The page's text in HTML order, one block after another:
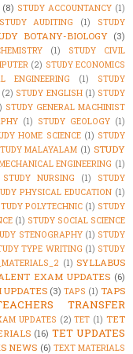
(8) STUDY ACCOUNTANCY (1)
STUDY AUDITING (1)
STUDY
BOTANY-BIOLOGY (3)
(1)
STUDY CIVIL
(2) STUDY ECONOMICS
ENGINEERING (1)
STUDY
(2) STUDY ENGLISH (1) STUDY
STUDY GENERAL MACHINIST
(1) STUDY GEOLOGY (1)
HOME SCIENCE (1) STUDY
MALAYALAM (1) STUDY
ENGINEERING (1)
STUDY NURSING (1)
STUDY
PHYSICAL EDUCATION (1)
POLYTECHNIC (1) STUDY
(1) STUDY SOCIAL SCIENCE
STENOGRAPHY (1) STUDY
TYPE WRITING (1) STUDY
(1) SYLLABUS
EXAM UPDATES (6)
(3) TAPS (1) TAPS
TRANSFER
UPDATES (2) TET (1) TET
(16) TET UPDATES
NEWS (6) TEXT MATERIALS